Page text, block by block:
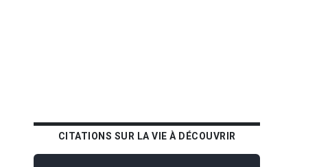
CITATIONS SUR LA VIE À DÉCOUVRIR